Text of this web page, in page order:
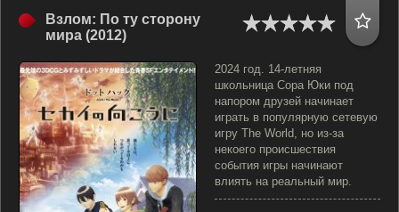
Взлом: По ту сторону
мира (2012)
2024 год. 14-летняя
школьница Сора Юки под
напором друзей начинает
играть в популярную сетевую
игру The World, но из-за
некоего происшествия
события игры начинают
влиять на реальный мир.